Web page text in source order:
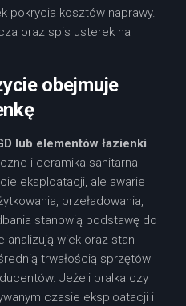
pokrycia kosztów naprawy.
oraz spis usterek na
obejmuje
lub elementów łazienki
i ceramika sanitarna
eksploatacji, ale awarie
przeładowania,
stanowią podstawę do
analizują wiek oraz stan
trwałością sprzętów
Jeżeli pralka czy
czasie eksploatacji i